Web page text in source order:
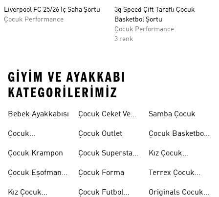
Liverpool FC 25/26 İç Saha Şortu
Çocuk Performance
3g Speed Çift Taraflı Çocuk
Basketbol Şortu
Çocuk Performance
3 renk
GIYIM VE AYAKKABI
KATEGORILERIMIZ
Bebek Ayakkabısı
Çocuk
Çocuk Krampon
Çocuk Eşofman
Kız Çocuk
Çocuk Ceket Ve
Çocuk Outlet
Çocuk Superstar
Çocuk Forma
Çocuk Futbol
Samba Çocuk
Çocuk Basketbol
Kız Çocuk
Terrex Çocuk
Originals Cocuk